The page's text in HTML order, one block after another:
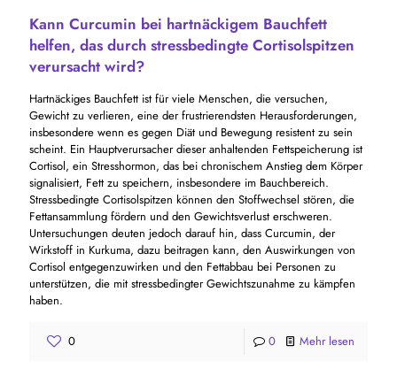
Kann Curcumin bei hartnäckigem Bauchfett
helfen, das durch stressbedingte Cortisolspitzen
verursacht wird?
Hartnäckiges Bauchfett ist für viele Menschen, die versuchen,
Gewicht zu verlieren, eine der frustrierendsten Herausforderungen,
insbesondere wenn es gegen Diät und Bewegung resistent zu sein
scheint. Ein Hauptverursacher dieser anhaltenden Fettspeicherung ist
Cortisol, ein Stresshormon, das bei chronischem Anstieg dem Körper
signalisiert, Fett zu speichern, insbesondere im Bauchbereich.
Stressbedingte Cortisolspitzen können den Stoffwechsel stören, die
Fettansammlung fördern und den Gewichtsverlust erschweren.
Untersuchungen deuten jedoch darauf hin, dass Curcumin, der
Wirkstoff in Kurkuma, dazu beitragen kann, den Auswirkungen von
Cortisol entgegenzuwirken und den Fettabbau bei Personen zu
unterstützen, die mit stressbedingter Gewichtszunahme zu kämpfen
haben.
0 0 Mehr lesen